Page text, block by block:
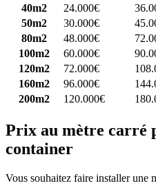
40m2
24.000€
50m2
30.000€
80m2
48.000€
100m2
60.000€
120m2
72.000€
160m2
96.000€
200m2
120.000€
Prix au mètre carré
container
Vous souhaitez faire installer une